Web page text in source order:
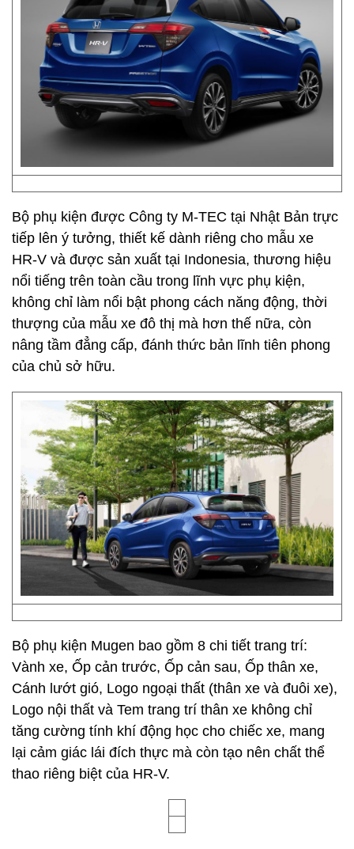
Bộ phụ kiện được Công ty M-TEC tại Nhật Bản trực
tiếp lên ý tưởng, thiết kế dành riêng cho mẫu xe
HR-V và được sản xuất tại Indonesia, thương hiệu
nổi tiếng trên toàn cầu trong lĩnh vực phụ kiện,
không chỉ làm nổi bật phong cách năng động, thời
thượng của mẫu xe đô thị mà hơn thế nữa, còn
nâng tầm đẳng cấp, đánh thức bản lĩnh tiên phong
của chủ sở hữu.
Bộ phụ kiện Mugen bao gồm 8 chi tiết trang trí:
Vành xe, Ốp cản trước, Ốp cản sau, Ốp thân xe,
Cánh lướt gió, Logo ngoại thất (thân xe và đuôi xe),
Logo nội thất và Tem trang trí thân xe không chỉ
tăng cường tính khí động học cho chiếc xe, mang
lại cảm giác lái đích thực mà còn tạo nên chất thể
thao riêng biệt của HR-V.